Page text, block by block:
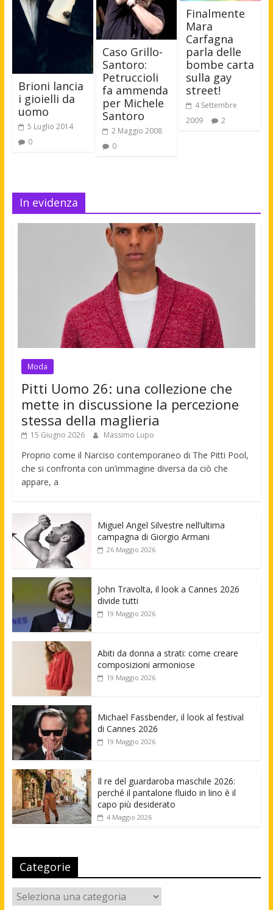
Brioni lancia
i gioielli da
uomo
5 Luglio 2014
0
Caso Grillo-
Santoro:
Petruccioli
fa ammenda
per Michele
Santoro
2 Maggio 2008
0
Finalmente
Mara
Carfagna
parla delle
bombe carta
sulla gay
street!
4 Settembre
2009
2
In evidenza
Moda
Pitti Uomo 26: una collezione che
mette in discussione la percezione
stessa della maglieria
15 Giugno 2026 Massimo Lupo
Proprio come il Narciso contemporaneo di The Pitti Pool,
che si confronta con un’immagine diversa da ciò che
appare, a
Miguel Angel Silvestre nell’ultima
campagna di Giorgio Armani
26 Maggio 2026
John Travolta, il look a Cannes 2026
divide tutti
19 Maggio 2026
Abiti da donna a strati: come creare
composizioni armoniose
19 Maggio 2026
Michael Fassbender, il look al festival
di Cannes 2026
19 Maggio 2026
Il re del guardaroba maschile 2026:
perché il pantalone fluido in lino è il
capo più desiderato
4 Maggio 2026
Categorie
Categorie